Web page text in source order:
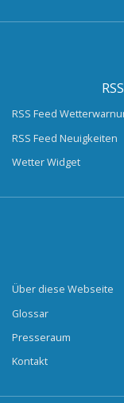
RSS Feed
RSS Feed Neuigkeiten
Wetter Widget
Über diese Webseite
Glossar
Presseraum
Kontakt